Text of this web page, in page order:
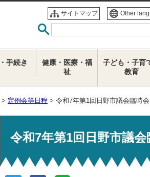
サイトマップ Other
手続き
健康・医療・福
祉
子ども・子育
教育
> 定例会等日程 > 令和7年第1回日野市議会臨時
令和7年第1回日野市議